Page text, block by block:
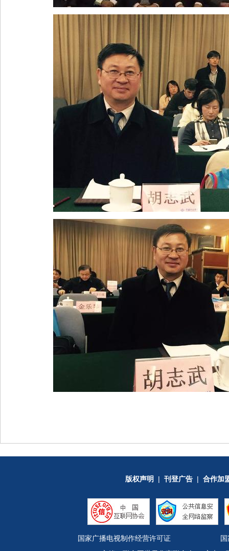
版权声明 | 刊登广告 | 合作加
国家广播电视制作经营许可证